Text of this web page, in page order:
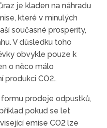
je kladen na náhradu
které v minulých
současné prosperity,
V důsledku toho
obvykle pouze k
o něco málo
CO2..
prodeje odpustků,
pokud se let
emise CO2 lze